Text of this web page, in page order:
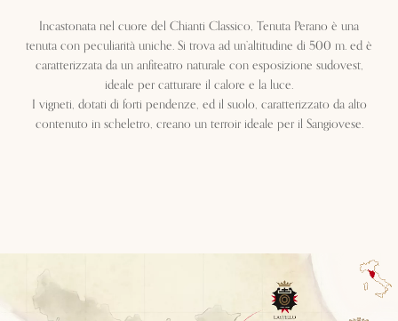
Incastonata nel cuore del Chianti Classico, Tenuta Perano è una
tenuta con peculiarità uniche. Si trova ad un’altitudine di 500 m. ed è
caratterizzata da un anfiteatro naturale con esposizione sudovest,
ideale per catturare il calore e la luce.
I vigneti, dotati di forti pendenze, ed il suolo, caratterizzato da alto
contenuto in scheletro, creano un terroir ideale per il Sangiovese.